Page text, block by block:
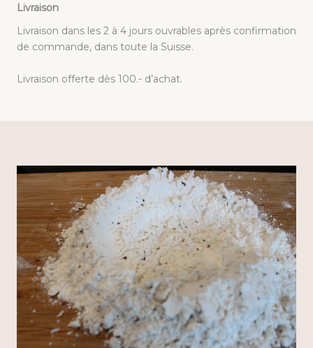
Livraison
Livraison dans les 2 à 4 jours ouvrables après confirmation
de commande, dans toute la Suisse.
Livraison offerte dès 100.- d’achat.